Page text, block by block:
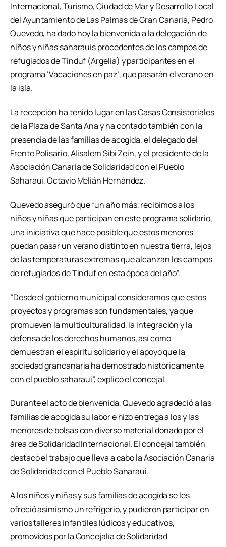
Internacional, Turismo, Ciudad de Mar y Desarrollo Local
del Ayuntamiento de Las Palmas de Gran Canaria, Pedro
Quevedo, ha dado hoy la bienvenida a la delegación de
niños y niñas saharauis procedentes de los campos de
refugiados de Tinduf (Argelia) y participantes en el
programa ‘Vacaciones en paz’, que pasarán el verano en
la isla.
La recepción ha tenido lugar en las Casas Consistoriales
de la Plaza de Santa Ana y ha contado también con la
presencia de las familias de acogida, el delegado del
Frente Polisario, Alisalem Sibi Zein, y el presidente de la
Asociación Canaria de Solidaridad con el Pueblo
Saharaui, Octavio Melián Hernández.
Quevedo aseguró que “un año más, recibimos a los
niños y niñas que participan en este programa solidario,
una iniciativa que hace posible que estos menores
puedan pasar un verano distinto en nuestra tierra, lejos
de las temperaturas extremas que alcanzan los campos
de refugiados de Tinduf en esta época del año”.
“Desde el gobierno municipal consideramos que estos
proyectos y programas son fundamentales, ya que
promueven la multiculturalidad, la integración y la
defensa de los derechos humanos, así como
demuestran el espíritu solidario y el apoyo que la
sociedad grancanaria ha demostrado históricamente
con el pueblo saharaui”, explicó el concejal.
Durante el acto de bienvenida, Quevedo agradeció a las
familias de acogida su labor e hizo entrega a los y las
menores de bolsas con diverso material donado por el
área de Solidaridad Internacional. El concejal también
destacó el trabajo que lleva a cabo la Asociación Canaria
de Solidaridad con el Pueblo Saharaui.
A los niños y niñas y sus familias de acogida se les
ofreció asimismo un refrigerio, y pudieron participar en
varios talleres infantiles lúdicos y educativos,
promovidos por la Concejalía de Solidaridad